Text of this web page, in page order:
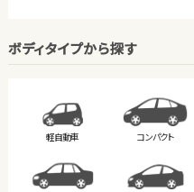
ボディタイプから探す
軽自動車 コンパクト